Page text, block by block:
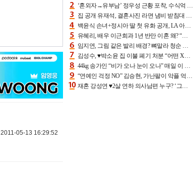
2011-05-13 16:29:52
‘혼외자→유부남’ 정우성 근황 포착, 수식억 해킹 피해 후배 만났다 “존경하는”
집 공개 유재석, 결혼사진 라면 냄비 받침대 되고 분노‥가족사진도 피해(놀뭐)[어제TV]
백윤식 손녀+정시아 딸 첫 유화 공개, LA 아트쇼→서울국제조각페스타 작가다운 수준급 실력
유혜리, 배우 이근희과 1년 반만 이혼 왜? “식칼 꽂고 의자 던져” 충격 폭로(특종)[어제TV]
임지연, 그림 같은 발리 배경? 뼈말라 청순 비키니 핏에 상대 안 되네
김성수, ♥박소윤 집 이불 폐기 처분 “어떤 X이랑 썼을지 몰라” 질투(신랑수업2)[어제TV]
44kg 송가인 “비가 오나 눈이 오나” 매일 이 운동, 허벅지 근육량 상승+체지방 감소
“연예인 걱정 NO” 김승현, 가난팔이 악플 억울할만‥아내+딸과 日 여행
재혼 강성연 ♥2살 연하 의사남편 누구? ‘그알’ 자문의에 훈남 비주얼 초엘리트 스펙 [종합]